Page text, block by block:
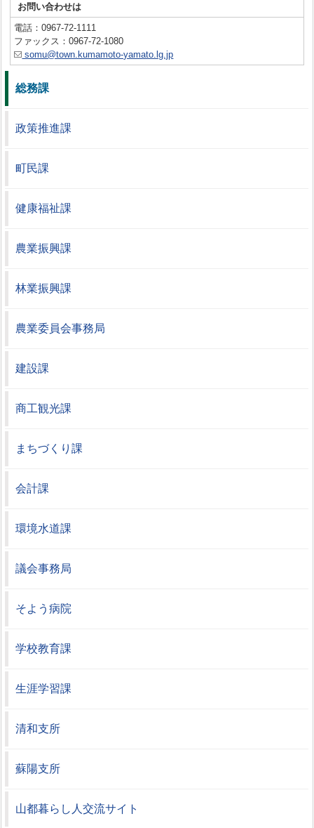
お問い合わせは
電話：0967-72-1111
ファックス：0967-72-1080
somu@town.kumamoto-yamato.lg.jp
総務課
政策推進課
町民課
健康福祉課
農業振興課
林業振興課
農業委員会事務局
建設課
商工観光課
まちづくり課
会計課
環境水道課
議会事務局
そよう病院
学校教育課
生涯学習課
清和支所
蘇陽支所
山都暮らし人交流サイト